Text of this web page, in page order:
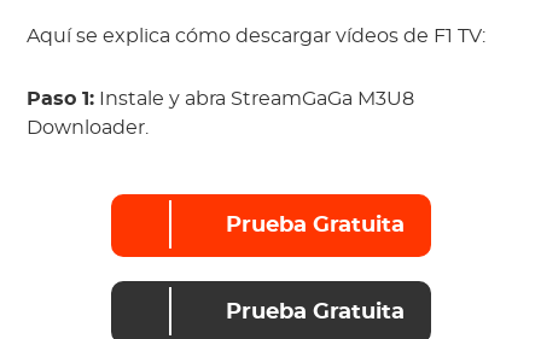
Aquí se explica cómo descargar vídeos de F1 TV:
Paso 1: Instale y abra StreamGaGa M3U8
Downloader.
Prueba Gratuita
Prueba Gratuita